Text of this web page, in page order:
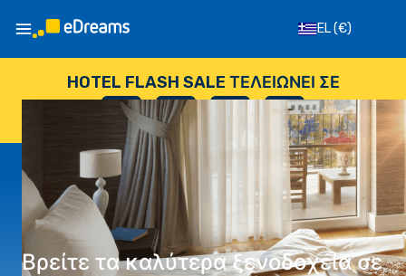
EL(€)
HOTEL FLASH SALE ΤΕΛΕΙΏΝΕΙ ΣΕ
--
ΗΜΈΡΕΣ
: --
ΏΡΕΣ
: --
ΔΕΥΤΕΡΌΛΕΠΤΑ
Βρείτε τα καλύτερα ξενοδοχεία σε